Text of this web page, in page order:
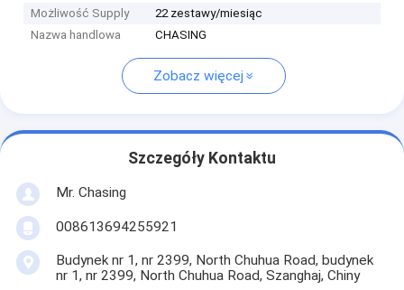
Możliwość Supply
22 zestawy/miesiąc
Nazwa handlowa
CHASING
Zobacz więcej
Szczegóły Kontaktu
Mr. Chasing
008613694255921
Budynek nr 1, nr 2399, North Chuhua Road, budynek
nr 1, nr 2399, North Chuhua Road, Szanghaj, Chiny